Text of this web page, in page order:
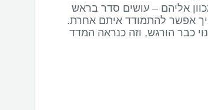
אליהם – עושים סדר בראש
כבר הורגש, וזה כנראה המדד